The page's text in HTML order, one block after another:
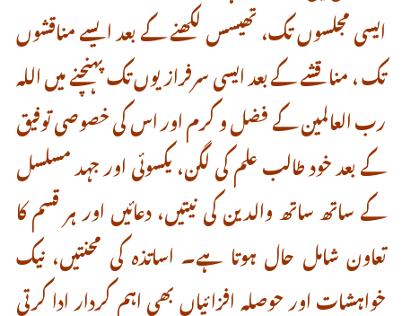
ایسی مجلسوں تک، تھیسس لکھنے کے بعد ایسے مناقشوں
تک ، مناقشے کے بعد ایسی سرفرازیوں تک پہنچنے میں اللہ
رب العالمین کے فضل و کرم اور اس کی خصوصی توفیق
کے بعد خود طالب علم کی لگن، یکسوئی اور جہد مسلسل
کے ساتھ ساتھ والدین کی نیتیں، دعائیں اور ہر قسم کا
تعاون شامل حال ہوتا ہے۔ اساتذہ کی محنتیں، نیک
خواہشات اور حوصلہ افزائیاں بھی اہم کردار ادا کرتی